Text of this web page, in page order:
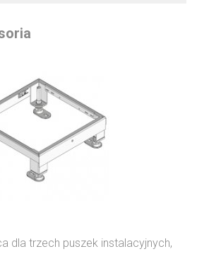
dla trzech puszek instalacyjnych,